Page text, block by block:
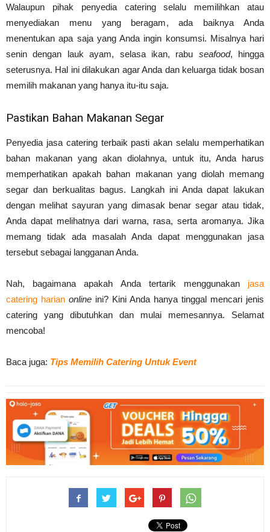
Walaupun pihak penyedia catering selalu memilihkan atau
menyediakan menu yang beragam, ada baiknya Anda
menentukan apa saja yang Anda ingin konsumsi. Misalnya hari
senin dengan lauk ayam, selasa ikan, rabu seafood, hingga
seterusnya. Hal ini dilakukan agar Anda dan keluarga tidak bosan
memilih makanan yang hanya itu-itu saja.
Pastikan Bahan Makanan Segar
Penyedia jasa catering terbaik pasti akan selalu memperhatikan
bahan makanan yang akan diolahnya, untuk itu, Anda harus
memperhatikan apakah bahan makanan yang diolah memang
segar dan berkualitas bagus. Langkah ini Anda dapat lakukan
dengan melihat sayuran yang dimasak benar segar atau tidak,
Anda dapat melihatnya dari warna, rasa, serta aromanya. Jika
memang tidak ada masalah Anda dapat menggunakan jasa
tersebut sebagai langganan Anda.
Nah, bagaimana apakah Anda tertarik menggunakan jasa
catering harian online ini? Kini Anda hanya tinggal mencari jenis
catering yang dibutuhkan dan mulai memesannya. Selamat
mencoba!
Baca juga: Tips Memilih Catering Untuk Event